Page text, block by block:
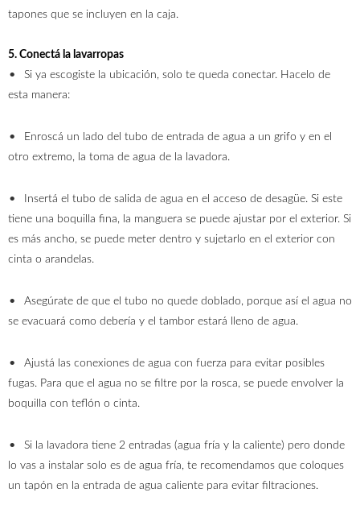
tapones que se incluyen en la caja.
5. Conectá la lavarropas
Si ya escogiste la ubicación, solo te queda conectar. Hacelo de
esta manera:
Enroscá un lado del tubo de entrada de agua a un grifo y en el
otro extremo, la toma de agua de la lavadora.
Insertá el tubo de salida de agua en el acceso de desagüe. Si este
tiene una boquilla fina, la manguera se puede ajustar por el exterior. Si
es más ancho, se puede meter dentro y sujetarlo en el exterior con
cinta o arandelas.
Asegúrate de que el tubo no quede doblado, porque así el agua no
se evacuará como debería y el tambor estará lleno de agua.
Ajustá las conexiones de agua con fuerza para evitar posibles
fugas. Para que el agua no se filtre por la rosca, se puede envolver la
boquilla con teflón o cinta.
Si la lavadora tiene 2 entradas (agua fría y la caliente) pero donde
lo vas a instalar solo es de agua fría, te recomendamos que coloques
un tapón en la entrada de agua caliente para evitar filtraciones.